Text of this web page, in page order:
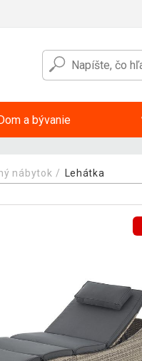
a bývanie
nábytok Lehátka